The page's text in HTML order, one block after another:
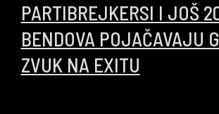
PARTIBREJKERSI I JOŠ
BENDOVA POJAČAVAJU
ZVUK NA EXITU